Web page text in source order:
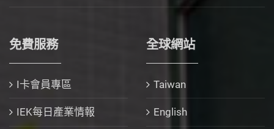
免費服務
I卡會員專區
IEK每日產業情報
全球網站
Taiwan
English